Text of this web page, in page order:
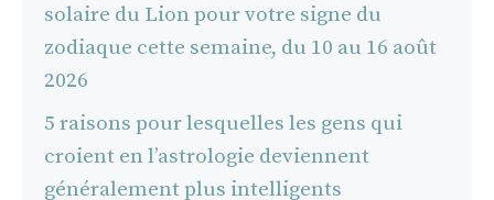
solaire du Lion pour votre signe du
zodiaque cette semaine, du 10 au 16 août
2026
5 raisons pour lesquelles les gens qui
croient en l’astrologie deviennent
généralement plus intelligents